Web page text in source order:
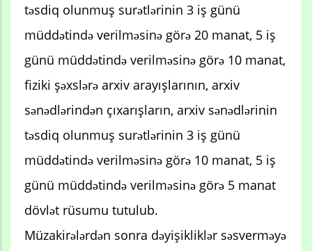
təsdiq olunmuş surətlərinin 3 iş günü
müddətində verilməsinə görə 20 manat, 5 iş
günü müddətində verilməsinə görə 10 manat,
fiziki şəxslərə arxiv arayışlarının, arxiv
sənədlərindən çıxarışların, arxiv sənədlərinin
təsdiq olunmuş surətlərinin 3 iş günü
müddətində verilməsinə görə 10 manat, 5 iş
günü müddətində verilməsinə görə 5 manat
dövlət rüsumu tutulub.
Müzakirələrdən sonra dəyişikliklər səsverməyə